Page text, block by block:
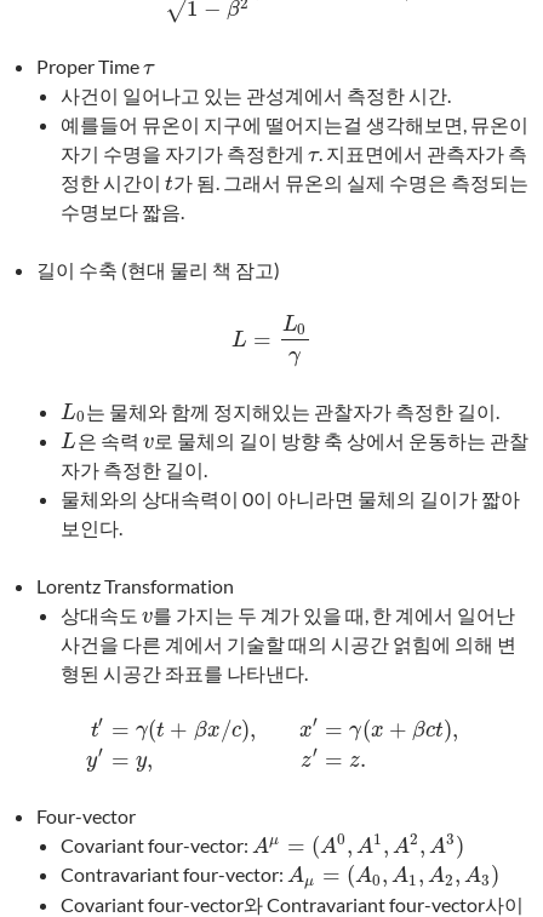
1 − β
√
Proper Timeτ
τ
사건이 일어나고 있는 관성계에서 측정한 시간.
예를들어 뮤온이 지구에 떨어지는걸 생각해보면, 뮤온이
자기 수명을 자기가 측정한게 τ
τ. 지표면에서 관측자가 측
정한 시간이 t
t가 됨. 그래서 뮤온의 실제 수명은 측정되는
수명보다 짧음.
길이 수축 (현대 물리 책 잠고)
L =
L0
γ
L=L 0γ
L0
L0 는 물체와 함께 정지해있는 관찰자가 측정한 길이.
L
L 은 속력 v
v 로 물체의 길이 방향 축 상에서 운동하는 관찰
자가 측정한 길이.
물체와의 상대속력이 0이 아니라면 물체의 길이가 짧아
보인다.
Lorentz Transformation
상대속도 v
v를 가지는 두 계가 있을 때, 한 계에서 일어난
사건을 다른 계에서 기술할 때의 시공간 얽힘에 의해 변
형된 시공간 좌표를 나타낸다.
t′
y′
= γ(t + βx/c),
= y,
x′
z′
= γ(x + βct),
= z.
t′ =γ t βx/ c ,x′= βct = y,z′ z
Four-vector
Covariant four-vector: Aμ = (A0, A1, A2, A3)
Aμ= (A 0,A1,A2,A 3)
Contravariant four-vector: Aμ = (A0, A1, A2, A3)
Aμ= (A 0,A1,A2,A 3)
Covariant four-vector와 Contravariant four-vector사이